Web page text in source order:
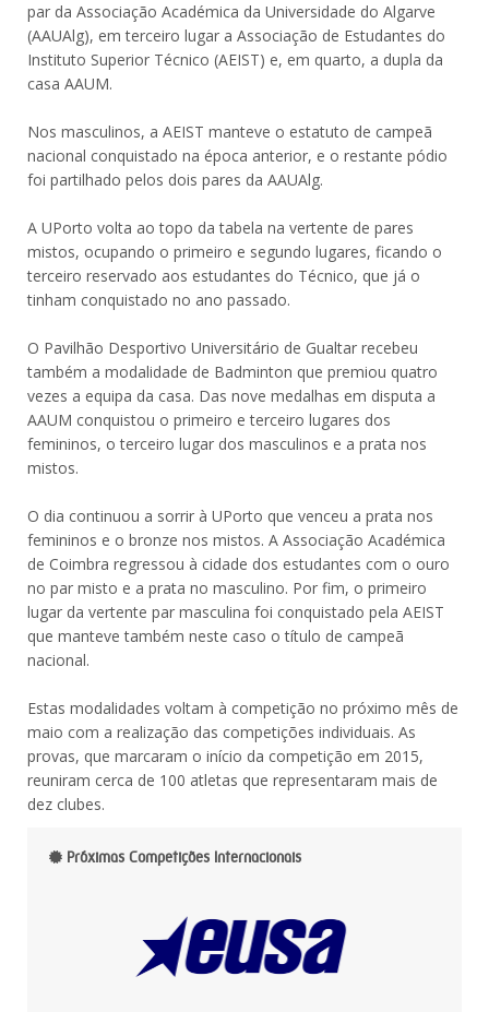
par da Associação Académica da Universidade do Algarve
(AAUAlg), em terceiro lugar a Associação de Estudantes do
Instituto Superior Técnico (AEIST) e, em quarto, a dupla da
casa AAUM.
Nos masculinos, a AEIST manteve o estatuto de campeã
nacional conquistado na época anterior, e o restante pódio
foi partilhado pelos dois pares da AAUAlg.
A UPorto volta ao topo da tabela na vertente de pares
mistos, ocupando o primeiro e segundo lugares, ficando o
terceiro reservado aos estudantes do Técnico, que já o
tinham conquistado no ano passado.
O Pavilhão Desportivo Universitário de Gualtar recebeu
também a modalidade de Badminton que premiou quatro
vezes a equipa da casa. Das nove medalhas em disputa a
AAUM conquistou o primeiro e terceiro lugares dos
femininos, o terceiro lugar dos masculinos e a prata nos
mistos.
O dia continuou a sorrir à UPorto que venceu a prata nos
femininos e o bronze nos mistos. A Associação Académica
de Coimbra regressou à cidade dos estudantes com o ouro
no par misto e a prata no masculino. Por fim, o primeiro
lugar da vertente par masculina foi conquistado pela AEIST
que manteve também neste caso o título de campeã
nacional.
Estas modalidades voltam à competição no próximo mês de
maio com a realização das competições individuais. As
provas, que marcaram o início da competição em 2015,
reuniram cerca de 100 atletas que representaram mais de
dez clubes.
Próximas Competições Internacionais